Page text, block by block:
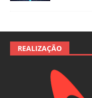
REALIZAÇÃO